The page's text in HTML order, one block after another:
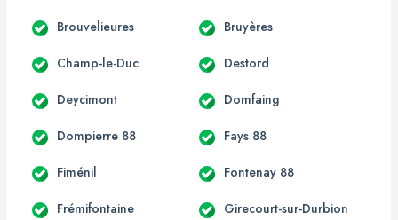
Brouvelieures Bruyères
Champ-le-Duc Destord
Deycimont Domfaing
Dompierre 88 Fays 88
Fiménil Fontenay 88
Frémifontaine Girecourt-sur-Durbion